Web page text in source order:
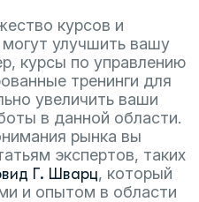
курсов и
улучшить вашу
курсы по управлению
тренинги для
увеличить ваши
в данной области.
рынка вы
экспертов, таких
Г. Шварц, который
и опытом в области